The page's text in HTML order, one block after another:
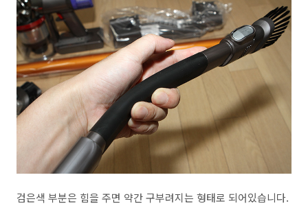
검은색 부분은 힘을 주면 약간 구부려지는 형태로 되어있습니다.